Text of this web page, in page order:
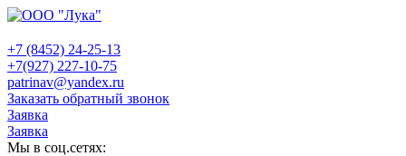
+7 (8452) 24-25-13
+7(927) 227-10-75
patrinav@yandex.ru
Заказать обратный звонок
Заявка
Заявка
Мы в соц.сетях: